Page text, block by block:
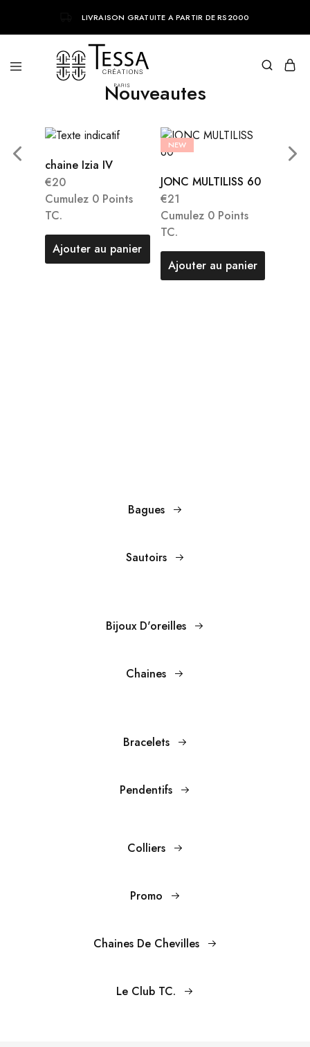
LIVRAISON GRATUITE A PARTIR DE RS2000
parisiens
Nouveautes
chaine Izia IV
€20
Cumulez 0 Points
TC.
Ajouter au panier
NEW
JONC MULTILISS 60
€21
Cumulez 0 Points
TC.
Ajouter au panier
NEW
Bagues
Sautoirs
Bijoux D'oreilles
Chaines
Bracelets
Pendentifs
Colliers
Promo
Chaines De Chevilles
Le Club TC.